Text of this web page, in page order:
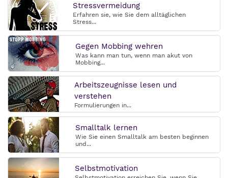
Stressvermeidung
Erfahren sie, wie Sie dem alltäglichen
Stress...
Gegen Mobbing wehren
Was kann man tun, wenn man akut von
Mobbing...
Arbeitszeugnisse lesen und
verstehen
Formulierungen in...
Smalltalk lernen
Wie Sie einen Smalltalk am besten beginnen
und...
Selbstmotivation